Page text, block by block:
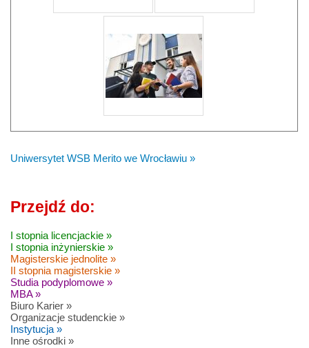
Uniwersytet WSB Merito we Wrocławiu »
Przejdź do:
I stopnia licencjackie »
I stopnia inżynierskie »
Magisterskie jednolite »
II stopnia magisterskie »
Studia podyplomowe »
MBA »
Biuro Karier »
Organizacje studenckie »
Instytucja »
Inne ośrodki »